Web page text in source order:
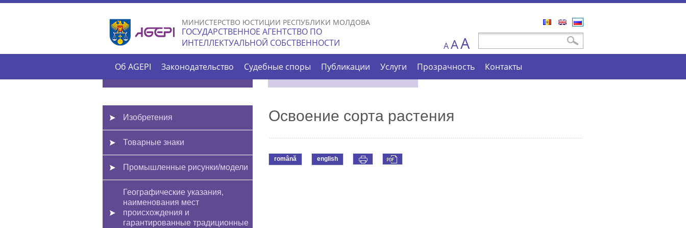
Skip to
main
content
МИНИСТЕРСТВО ЮСТИЦИИ РЕСПУБЛИКИ МОЛДОВА
ГОСУДАРСТВЕННОЕ АГЕНТСТВО ПО
ИНТЕЛЛЕКТУАЛЬНОЙ СОБСТВЕННОСТИ
Поиск
A AA
Об AGEPI Законодательство Судебные споры Публикации Услуги Прозрачность Контакты
Изобретения
Товарные знаки
Промышленные рисунки/модели
Географические указания,
наименования мест
происхождения и
гарантированные традиционные
Освоение сорта растения
română english